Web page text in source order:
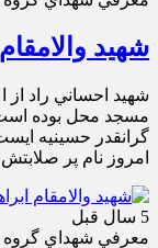
شهید
شهيد احساني راد
مسجد محل بوده
گرانقدر حسينيه
امروز نام پر
5 سال قبل
معرفي شهداي گروه